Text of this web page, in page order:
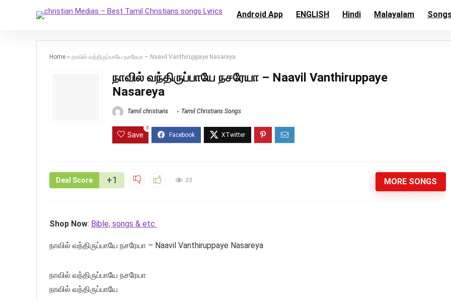
Android App ENGLISH Hindi Malayalam
Home » நாவில் வந்திருப்பாயே நசரேயா – Naavil Vanthiruppaye Nasareya
நாவில் வந்திருப்பாயே நசரேயா – Naavil Vanthiruppaye
Nasareya
Tamil christians Tamil Christians Songs
Save
0
Deal Score +1 33 MORE SONGS
Shop Now: Bible, songs & etc
நாவில் வந்திருப்பாயே நசரேயா – Naavil Vanthiruppaye Nasareya
நாவில் வந்திருப்பாயே நசரேயா
நாவில் வந்திருப்பாயே